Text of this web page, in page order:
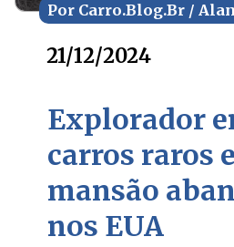
Explorador
carros raros
mansão
nos EUA
Por Carro.Blog.Br /
Por Carro.Blog.Br /
21/12/2024